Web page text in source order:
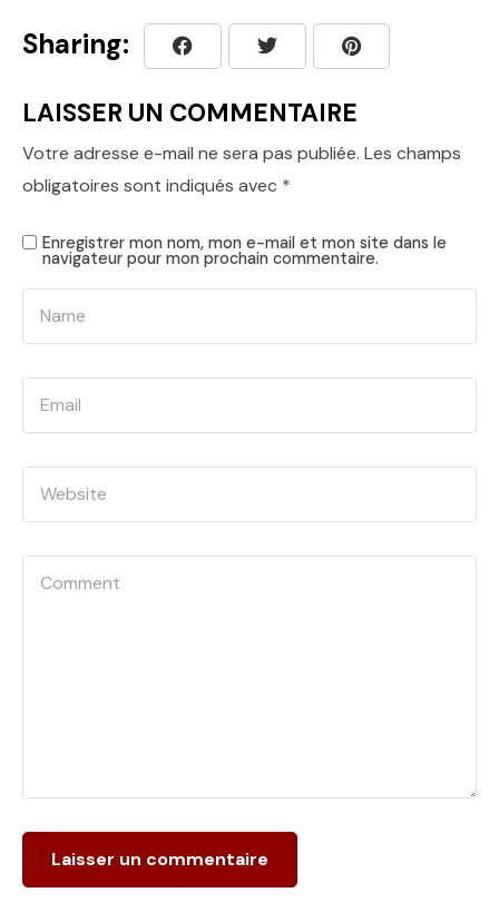
Sharing:
LAISSER UN COMMENTAIRE
Votre adresse e-mail ne sera pas publiée. Les champs
obligatoires sont indiqués avec *
Enregistrer mon nom, mon e-mail et mon site dans le
navigateur pour mon prochain commentaire.